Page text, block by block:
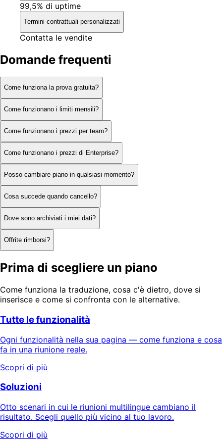
99,5% di uptime
Termini contrattuali personalizzati
Contatta le vendite
Domande frequenti
Come funziona la prova gratuita?
Come funzionano i limiti mensili?
Come funzionano i prezzi per team?
Come funzionano i prezzi di Enterprise?
Posso cambiare piano in qualsiasi momento?
Cosa succede quando cancello?
Dove sono archiviati i miei dati?
Offrite rimborsi?
Prima di scegliere un piano
Come funziona la traduzione, cosa c'è dietro, dove si
inserisce e come si confronta con le alternative.
Tutte le funzionalità
Ogni funzionalità nella sua pagina — come funziona e cosa
fa in una riunione reale.
Scopri di più
Soluzioni
Otto scenari in cui le riunioni multilingue cambiano il
risultato. Scegli quello più vicino al tuo lavoro.
Scopri di più